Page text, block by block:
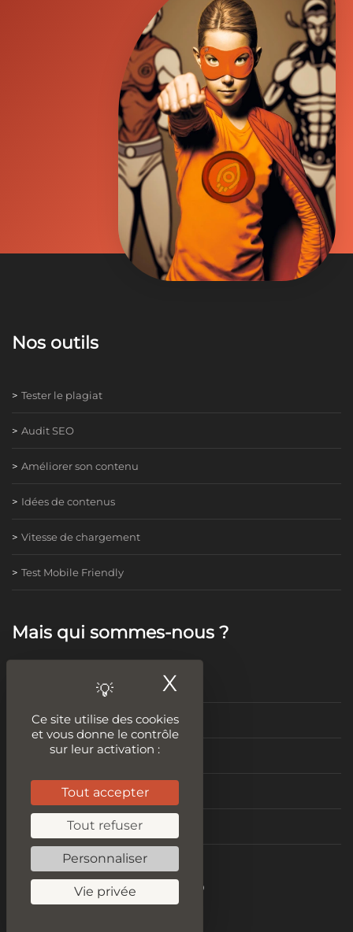
Nos outils
Tester le plagiat
Audit SEO
Améliorer son contenu
Idées de contenus
Vitesse de chargement
Test Mobile Friendly
Mais qui sommes-nous ?
Mentions légales
Politique de confidentialité
Conditions Générales de Vente
condition générale d’utilisation
Nous contacter
Become a digital hero
Ce site utilise des cookies
et vous donne le contrôle
sur leur activation :
Tout accepter
Tout refuser
Personnaliser
Vie privée
X